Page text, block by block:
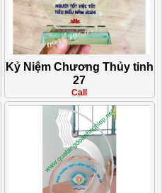
Kỷ Niệm Chương Thủy tinh
27
Call